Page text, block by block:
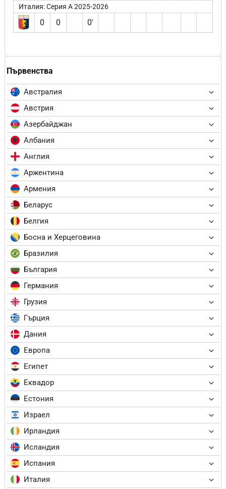
Първенства
Австралия
Австрия
Азербайджан
Албания
Англия
Аржентина
Армения
Беларус
Белгия
Босна и Херцеговина
Бразилия
България
Германия
Грузия
Гърция
Дания
Европа
Египет
Еквадор
Естония
Израел
Ирландия
Исландия
Испания
Италия
Италия: Серия А 2025-2026
0 0 0′